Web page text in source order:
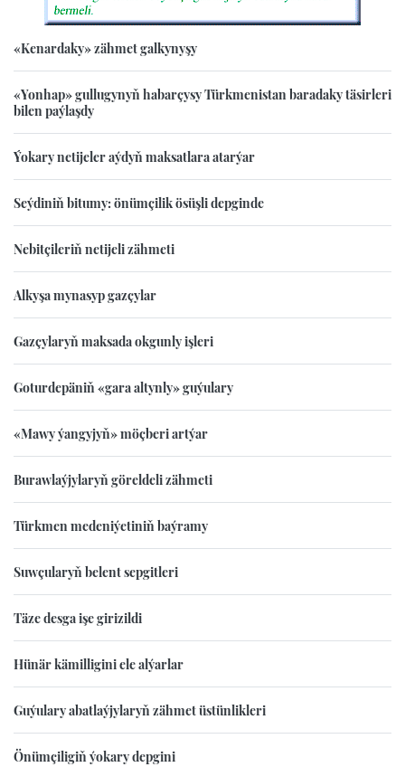
«Kenardaky» zähmet galkynyşy
«Yonhap» gullugynyň habarçysy Türkmenistan baradaky täsirleri
bilen paýlaşdy
Ýokary netijeler aýdyň maksatlara atarýar
Seýdiniň bitumy: önümçilik ösüşli depginde
Nebitçileriň netijeli zähmeti
Alkyşa mynasyp gazçylar
Gazçylaryň maksada okgunly işleri
Goturdepäniň «gara altynly» guýulary
«Mawy ýangyjyň» möçberi artýar
Burawlaýjylaryň göreldeli zähmeti
Türkmen medeniýetiniň baýramy
Suwçularyň belent sepgitleri
Täze desga işe girizildi
Hünär kämilligini ele alýarlar
Guýulary abatlaýjylaryň zähmet üstünlikleri
Önümçiligiň ýokary depgini